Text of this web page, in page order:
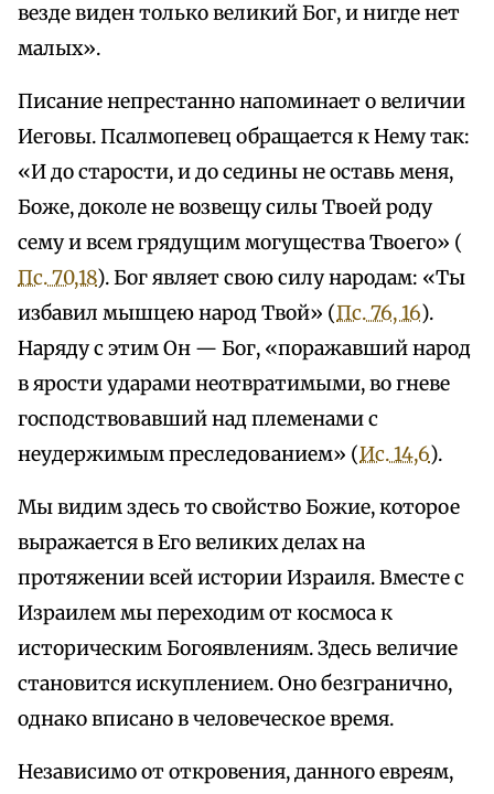
везде виден только великий Бог, и нигде нет
малых».
Писание непрестанно напоминает о величии
Иеговы. Псалмопевец обращается к Нему так:
«И до старости, и до седины не оставь меня,
Боже, доколе не возвещу силы Твоей роду
сему и всем грядущим могущества Твоего» (
Пс. 70,18). Бог являет свою силу народам: «Ты
избавил мышцею народ Твой» (Пс. 76, 16).
Наряду с этим Он — Бог, «поражавший народ
в ярости ударами неотвратимыми, во гневе
господствовавший над племенами с
неудержимым преследованием» (Ис. 14,6).
Мы видим здесь то свойство Божие, которое
выражается в Его великих делах на
протяжении всей истории Израиля. Вместе с
Израилем мы переходим от космоса к
историческим Богоявлениям. Здесь величие
становится искуплением. Оно безгранично,
однако вписано в человеческое время.
Независимо от откровения, данного евреям,